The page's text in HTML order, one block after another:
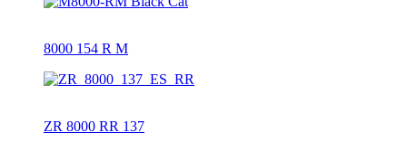
8000 154 R M
ZR 8000 RR 137